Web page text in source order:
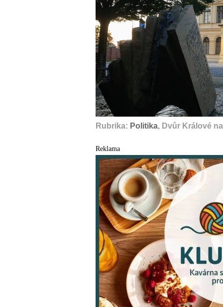
Rubrika: Politika, Dvůr Králové
Reklama